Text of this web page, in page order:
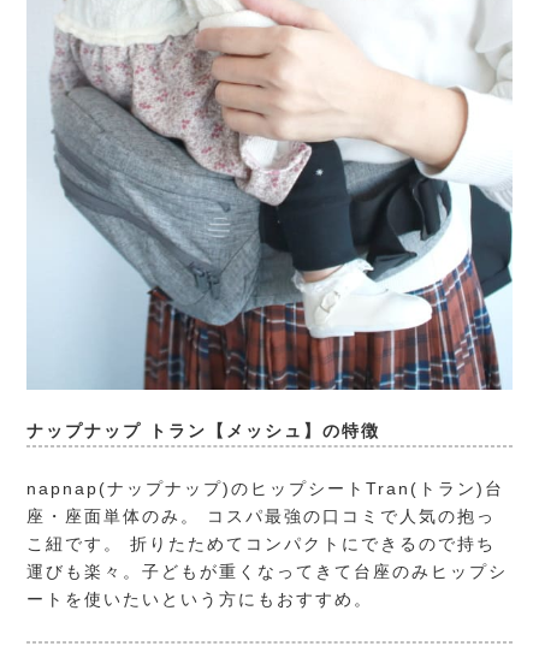
ナップナップ トラン【メッシュ】の特徴
napnap(ナップナップ)のヒップシートTran(トラン)台
座・座面単体のみ。 コスパ最強の口コミで人気の抱っ
こ紐です。 折りたためてコンパクトにできるので持ち
運びも楽々。子どもが重くなってきて台座のみヒップシ
ートを使いたいという方にもおすすめ。